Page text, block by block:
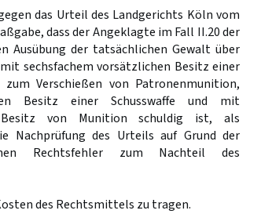
das Urteil des Landgerichts Köln vom
dass der Angeklagte im Fall II.20 der
Ausübung der tatsächlichen Gewalt über
sechsfachem vorsätzlichen Besitz einer
Verschießen von Patronenmunition,
Besitz einer Schusswaffe und mit
Besitz von Munition schuldig ist, als
Nachprüfung des Urteils auf Grund der
Rechtsfehler zum Nachteil des
des Rechtsmittels zu tragen.